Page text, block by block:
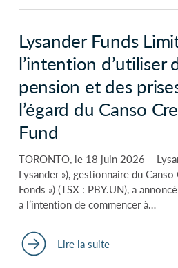
Lysander Funds
l’intention d’utiliser
pension et des
l’égard du Canso
Fund
TORONTO, le 18 juin 2026 –
Lysander »), gestionnaire du
Fonds ») (TSX : PBY.UN), a
a l’intention de commencer à…
Lire la suite